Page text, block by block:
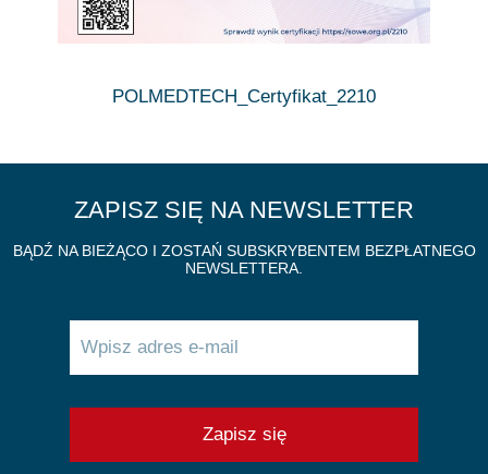
POLMEDTECH_Certyfikat_2210
ZAPISZ SIĘ NA NEWSLETTER
BĄDŹ NA BIEŻĄCO I ZOSTAŃ SUBSKRYBENTEM BEZPŁATNEGO
NEWSLETTERA.